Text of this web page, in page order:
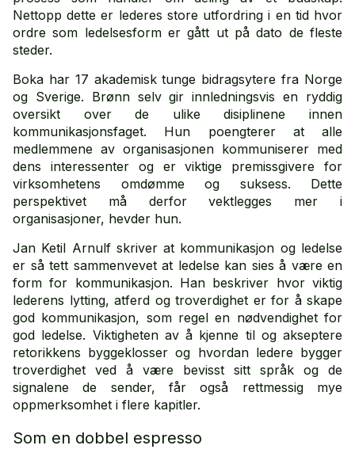
Nettopp dette er lederes store utfordring i en tid hvor
ordre som ledelsesform er gått ut på dato de fleste
steder.
Boka har 17 akademisk tunge bidragsytere fra Norge
og Sverige. Brønn selv gir innledningsvis en ryddig
oversikt over de ulike disiplinene innen
kommunikasjonsfaget. Hun poengterer at alle
medlemmene av organisasjonen kommuniserer med
dens interessenter og er viktige premissgivere for
virksomhetens omdømme og suksess. Dette
perspektivet må derfor vektlegges mer i
organisasjoner, hevder hun.
Jan Ketil Arnulf skriver at kommunikasjon og ledelse
er så tett sammenvevet at ledelse kan sies å være en
form for kommunikasjon. Han beskriver hvor viktig
lederens lytting, atferd og troverdighet er for å skape
god kommunikasjon, som regel en nødvendighet for
god ledelse. Viktigheten av å kjenne til og akseptere
retorikkens byggeklosser og hvordan ledere bygger
troverdighet ved å være bevisst sitt språk og de
signalene de sender, får også rettmessig mye
oppmerksomhet i flere kapitler.
Som en dobbel espresso